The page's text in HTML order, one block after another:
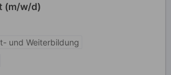
(m/w/d)
und Weiterbildung